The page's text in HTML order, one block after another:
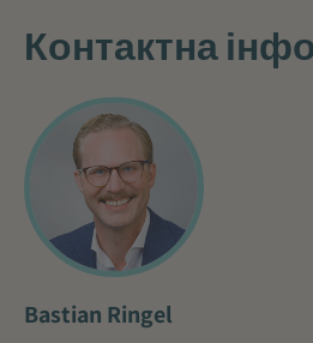
Контактна
Bastian Ringel